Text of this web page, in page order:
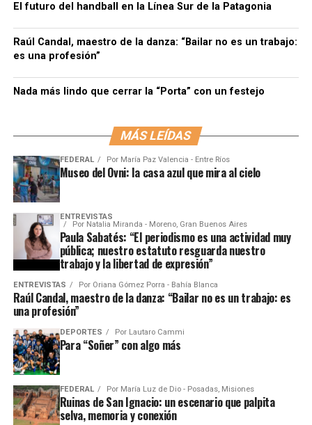
El futuro del handball en la Línea Sur de la Patagonia
Raúl Candal, maestro de la danza: “Bailar no es un trabajo:
es una profesión”
Nada más lindo que cerrar la “Porta” con un festejo
MÁS LEÍDAS
FEDERAL Por María Paz Valencia - Entre Ríos
Museo del Ovni: la casa azul que mira al cielo
ENTREVISTAS
Por Natalia Miranda - Moreno, Gran Buenos Aires
Paula Sabatés: “El periodismo es una actividad muy
pública; nuestro estatuto resguarda nuestro
trabajo y la libertad de expresión”
ENTREVISTAS Por Oriana Gómez Porra - Bahía Blanca
Raúl Candal, maestro de la danza: “Bailar no es un trabajo: es
una profesión”
DEPORTES Por Lautaro Cammi
Para “Soñer” con algo más
FEDERAL Por María Luz de Dio - Posadas, Misiones
Ruinas de San Ignacio: un escenario que palpita
selva, memoria y conexión